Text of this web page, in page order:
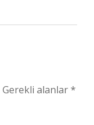
Gerekli alanlar*